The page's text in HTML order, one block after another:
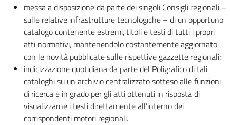
messa a disposizione da parte dei singoli Consigli regionali –
sulle relative infrastrutture tecnologiche – di un opportuno
catalogo contenente estremi, titoli e testi di tutti i propri
atti normativi, mantenendolo costantemente aggiornato
con le novità pubblicate sulle rispettive gazzette regionali;
indicizzazione quotidiana da parte del Poligrafico di tali
cataloghi su un archivio centralizzato sotteso alle funzioni
di ricerca e in grado per gli atti ottenuti in risposta di
visualizzarne i testi direttamente all’interno dei
corrispondenti motori regionali.